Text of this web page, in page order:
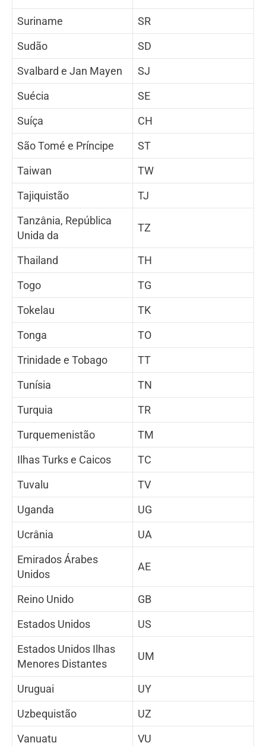
Suriname
SR
Sudão
SD
Svalbard e Jan Mayen
SJ
Suécia
SE
Suíça
CH
São Tomé e Príncipe
ST
Taiwan
TW
Tajiquistão
TJ
Tanzânia, República
Unida da
TZ
Thailand
TH
Togo
TG
Tokelau
TK
Tonga
TO
Trinidade e Tobago
TT
Tunísia
TN
Turquia
TR
Turquemenistão
TM
Ilhas Turks e Caicos
TC
Tuvalu
TV
Uganda
UG
Ucrânia
UA
Emirados Árabes
Unidos
AE
Reino Unido
GB
Estados Unidos
US
Estados Unidos Ilhas
Menores Distantes
UM
Uruguai
UY
Uzbequistão
UZ
Vanuatu
VU